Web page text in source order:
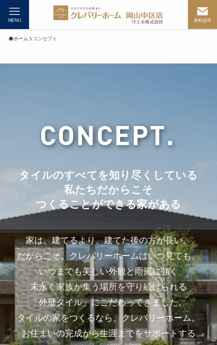
資料請求
MENU
ホーム コンセプト
タイルのすべてを知り尽くしている
私たちだからこそ
つくることができる家がある
家は、建てるより、建てた後の方が長い。
だからこそ、クレバリーホームはいつ見ても、
いつまでも美しい外観と雨風に強く
末永く家族が集う場所を守り続けられる
「外壁タイル」にこだわってきました。
タイルの家をつくるなら、クレバリーホーム。
お住まいの完成から生涯までをサポートする